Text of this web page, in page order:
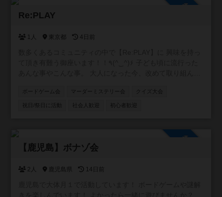
Re:PLAY
1人 東京都 4日前
ンセプトのコミュニティです！！ 主に懐かしい遊びや、 流
行ってはいたけど結局やれずじまいだったこと、 あの当時
逃走中、クイズ大会、 缶蹴りに紙飛行機飛ばしなどな
ど！！ ありとあらゆるコンテンツを シーズンと会場によっ
て 横の繋がりを作って貰えたら（＾Ｏ＾☆♪ 基本的に利益
ボードゲーム会 マーダーミステリー会 クイズ大会
祝日/祭日に活動 社会人歓迎 初心者歓迎
【鹿児島】ボナゾ会
2人 鹿児島県 14日前